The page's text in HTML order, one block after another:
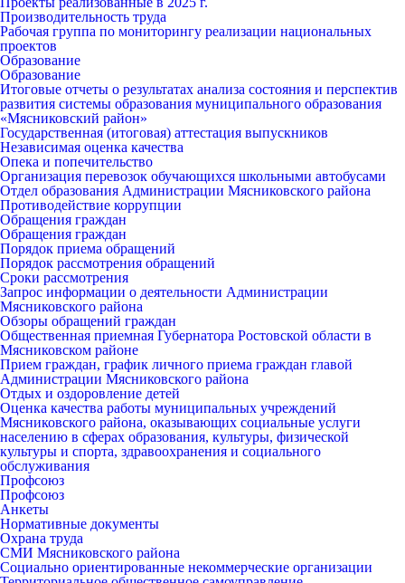
Производительность труда
Рабочая группа по мониторингу реализации национальных
проектов
Образование
Образование
Итоговые отчеты о результатах анализа состояния и перспектив
развития системы образования муниципального образования
«Мясниковский район»
Государственная (итоговая) аттестация выпускников
Независимая оценка качества
Опека и попечительство
Организация перевозок обучающихся школьными автобусами
Отдел образования Администрации Мясниковского района
Противодействие коррупции
Обращения граждан
Обращения граждан
Порядок приема обращений
Порядок рассмотрения обращений
Сроки рассмотрения
Запрос информации о деятельности Администрации
Мясниковского района
Обзоры обращений граждан
Общественная приемная Губернатора Ростовской области в
Мясниковском районе
Прием граждан, график личного приема граждан главой
Администрации Мясниковского района
Отдых и оздоровление детей
Оценка качества работы муниципальных учреждений
Мясниковского района, оказывающих социальные услуги
населению в сферах образования, культуры, физической
культуры и спорта, здравоохранения и социального
обслуживания
Профсоюз
Профсоюз
Анкеты
Нормативные документы
Охрана труда
СМИ Мясниковского района
Социально ориентированные некоммерческие организации